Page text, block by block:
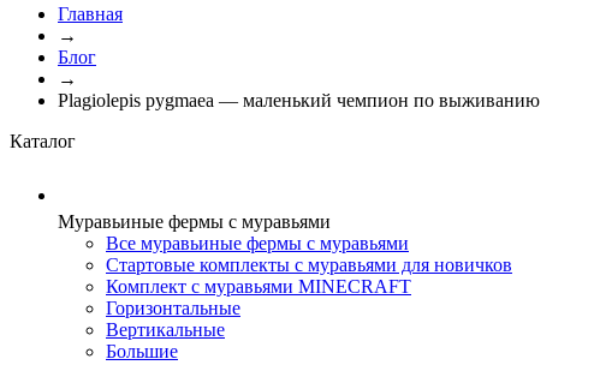
Главная
→
Блог
→
Plagiolepis pygmaea — маленький чемпион по выживанию
Каталог
Муравьиные фермы с муравьями
Все муравьиные фермы с муравьями
Стартовые комплекты с муравьями для новичков
Комплект с муравьями MINECRAFT
Горизонтальные
Вертикальные
Большие